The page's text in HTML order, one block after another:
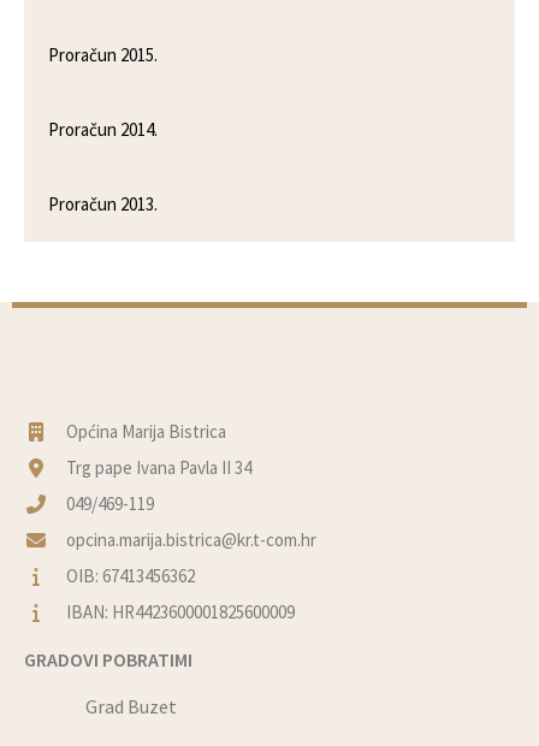
Proračun 2015.
Proračun 2014.
Proračun 2013.
Općina Marija Bistrica
Trg pape Ivana Pavla II 34
049/469-119
opcina.marija.bistrica@kr.t-com.hr
OIB: 67413456362
IBAN: HR4423600001825600009
GRADOVI POBRATIMI
Grad Buzet